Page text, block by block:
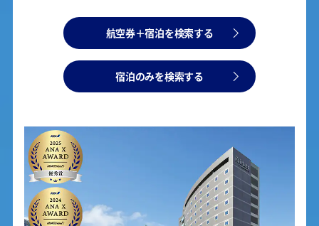
航空券＋宿泊を検索する
宿泊のみを検索する